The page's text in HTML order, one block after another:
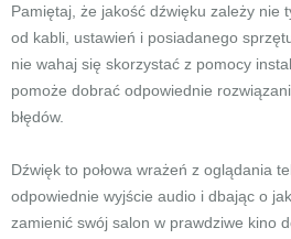
Pamiętaj, że jakość dźwięku zależy nie
od kabli, ustawień i posiadanego
nie wahaj się skorzystać z pomocy
pomoże dobrać odpowiednie
błędów.
Dźwięk to połowa wrażeń z oglądania
odpowiednie wyjście audio i dbając o
zamienić swój salon w prawdziwe kino